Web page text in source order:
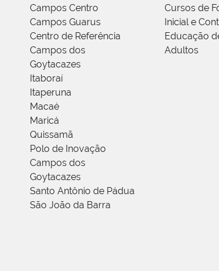
Campos Centro
Campos Guarus
Centro de Referência
Campos dos
Goytacazes
Itaboraí
Itaperuna
Macaé
Maricá
Quissamã
Polo de Inovação
Campos dos
Goytacazes
Santo Antônio de Pádua
São João da Barra
Cursos de
Inicial e
Educação
Adultos